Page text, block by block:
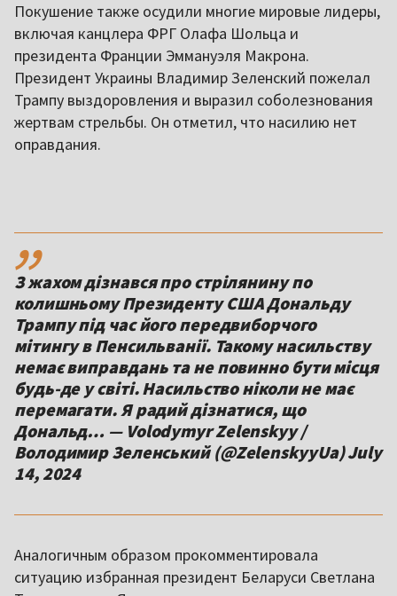
Покушение также осудили многие мировые лидеры,
включая канцлера ФРГ Олафа Шольца и
президента Франции Эммануэля Макрона.
Президент Украины Владимир Зеленский пожелал
Трампу выздоровления и выразил соболезнования
жертвам стрельбы. Он отметил, что насилию нет
оправдания.
,,
З жахом дізнався про стрілянину по
колишньому Президенту США Дональду
Трампу під час його передвиборчого
мітингу в Пенсильванії. Такому насильству
немає виправдань та не повинно бути місця
будь-де у світі. Насильство ніколи не має
перемагати. Я радий дізнатися, що
Дональд… — Volodymyr Zelenskyy /
Володимир Зеленський (@ZelenskyyUa) July
14, 2024
Аналогичным образом прокомментировала
ситуацию избранная президент Беларуси Светлана